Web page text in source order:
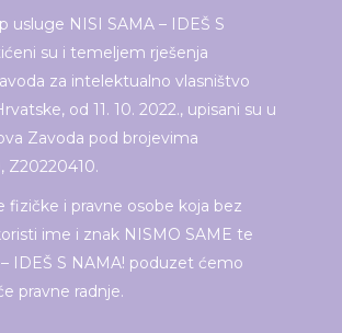
usluge NISI SAMA – IDEŠ S
su i temeljem rješenja
za intelektualno vlasništvo
od 11. 10. 2022., upisani su u
Zavoda pod brojevima
Z20220410.
fizičke i pravne osobe koja bez
ime i znak NISMO SAME te
IDEŠ S NAMA! poduzet ćemo
pravne radnje.